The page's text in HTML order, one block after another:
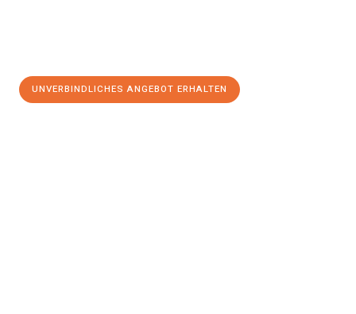
UNVERBINDLICHES ANGEBOT ERHALTEN